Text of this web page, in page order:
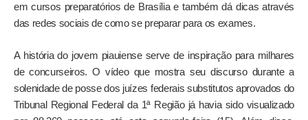
em cursos preparatórios de Brasília e também dá dicas através
das redes sociais de como se preparar para os exames.
A história do jovem piauiense serve de inspiração para milhares
de concurseiros. O vídeo que mostra seu discurso durante a
solenidade de posse dos juízes federais substitutos aprovados do
Tribunal Regional Federal da 1ª Região já havia sido visualizado